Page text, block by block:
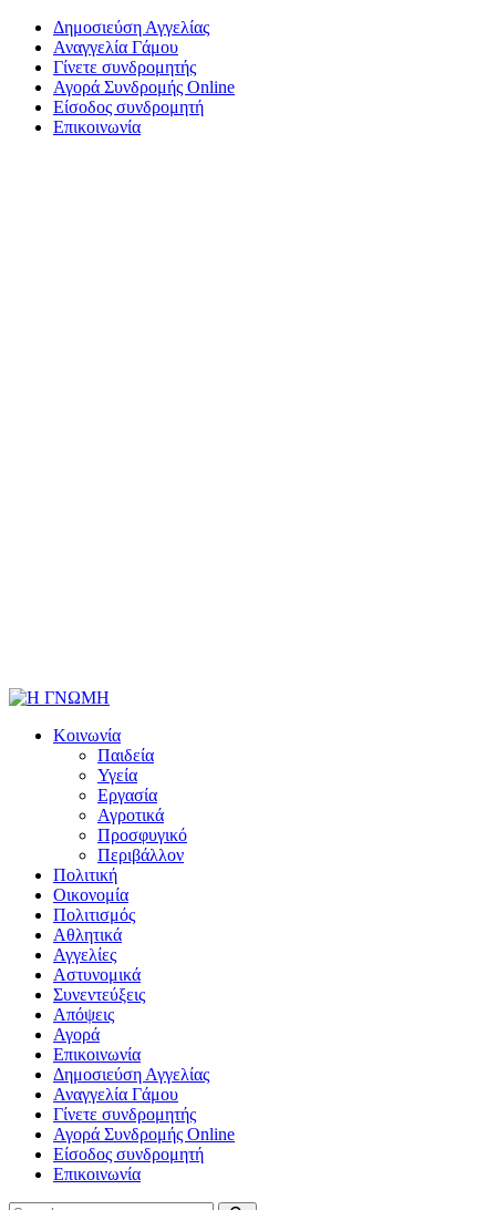
Δημοσιεύση Αγγελίας
Αναγγελία Γάμου
Γίνετε συνδρομητής
Αγορά Συνδρομής Online
Είσοδος συνδρομητή
Επικοινωνία
Κοινωνία
Παιδεία
Υγεία
Εργασία
Αγροτικά
Προσφυγικό
Περιβάλλον
Πολιτική
Οικονομία
Πολιτισμός
Αθλητικά
Αγγελίες
Αστυνομικά
Συνεντεύξεις
Απόψεις
Αγορά
Επικοινωνία
Δημοσιεύση Αγγελίας
Αναγγελία Γάμου
Γίνετε συνδρομητής
Αγορά Συνδρομής Online
Είσοδος συνδρομητή
Επικοινωνία